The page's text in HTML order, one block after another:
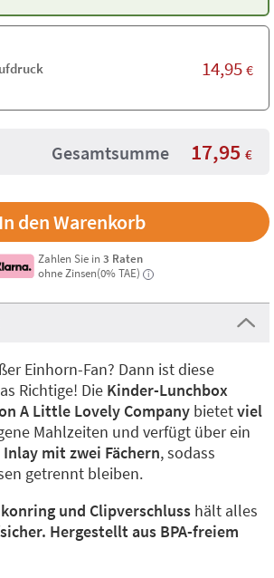
14,95 €
Gesamtsumme 17,95 €
Zahlen Sie in3 Raten
ohne Zinsen(0% TAE)
i
Einhorn-Fan? Dann ist diese
Richtige! Die Kinder-Lunchbox
A Little Lovely Company bietetviel
Mahlzeiten und verfügt über ein
mit zwei Fächern, sodass
getrennt bleiben.
und Clipverschluss hält alles
Hergestellt aus BPA-freiem